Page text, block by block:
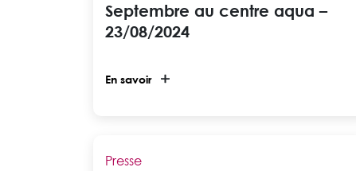
Septembre au centre aqua –
23/08/2024
En savoir
Presse